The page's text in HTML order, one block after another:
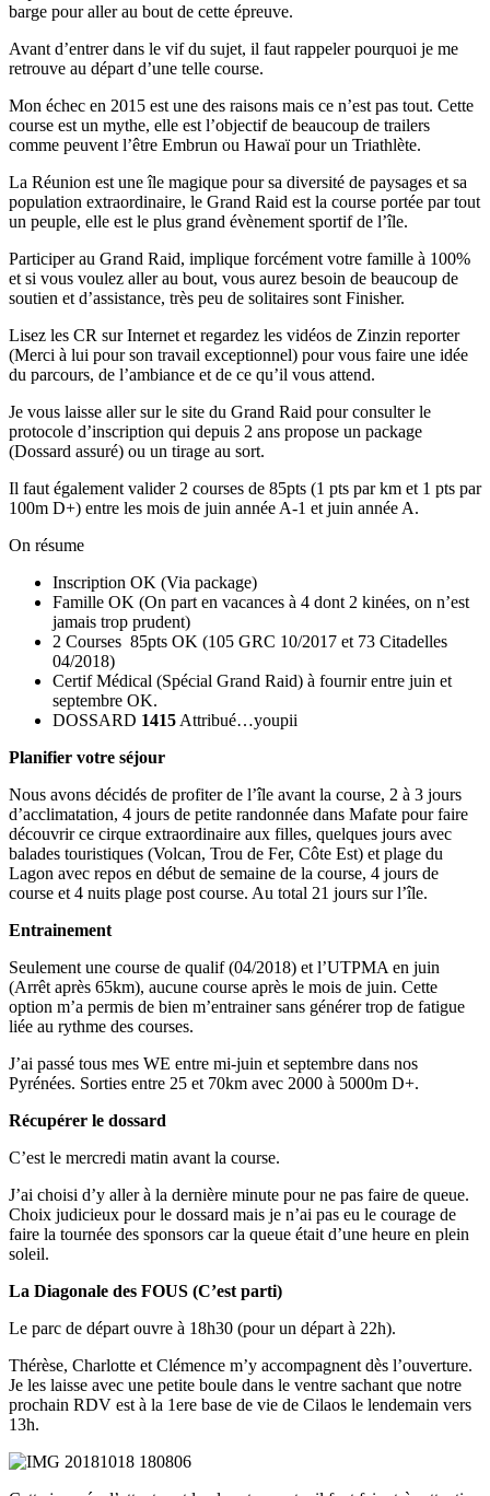
barge pour aller au bout de cette épreuve.
Avant d’entrer dans le vif du sujet, il faut rappeler pourquoi je me
retrouve au départ d’une telle course.
Mon échec en 2015 est une des raisons mais ce n’est pas tout. Cette
course est un mythe, elle est l’objectif de beaucoup de trailers
comme peuvent l’être Embrun ou Hawaï pour un Triathlète.
La Réunion est une île magique pour sa diversité de paysages et sa
population extraordinaire, le Grand Raid est la course portée par tout
un peuple, elle est le plus grand évènement sportif de l’île.
Participer au Grand Raid, implique forcément votre famille à 100%
et si vous voulez aller au bout, vous aurez besoin de beaucoup de
soutien et d’assistance, très peu de solitaires sont Finisher.
Lisez les CR sur Internet et regardez les vidéos de Zinzin reporter
(Merci à lui pour son travail exceptionnel) pour vous faire une idée
du parcours, de l’ambiance et de ce qu’il vous attend.
Je vous laisse aller sur le site du Grand Raid pour consulter le
protocole d’inscription qui depuis 2 ans propose un package
(Dossard assuré) ou un tirage au sort.
Il faut également valider 2 courses de 85pts (1 pts par km et 1 pts par
100m D+) entre les mois de juin année A-1 et juin année A.
On résume
Inscription OK (Via package)
Famille OK (On part en vacances à 4 dont 2 kinées, on n’est
jamais trop prudent)
2 Courses 85pts OK (105 GRC 10/2017 et 73 Citadelles
04/2018)
Certif Médical (Spécial Grand Raid) à fournir entre juin et
septembre OK.
DOSSARD 1415 Attribué…youpii
Planifier votre séjour
Nous avons décidés de profiter de l’île avant la course, 2 à 3 jours
d’acclimatation, 4 jours de petite randonnée dans Mafate pour faire
découvrir ce cirque extraordinaire aux filles, quelques jours avec
balades touristiques (Volcan, Trou de Fer, Côte Est) et plage du
Lagon avec repos en début de semaine de la course, 4 jours de
course et 4 nuits plage post course. Au total 21 jours sur l’île.
Entrainement
Seulement une course de qualif (04/2018) et l’UTPMA en juin
(Arrêt après 65km), aucune course après le mois de juin. Cette
option m’a permis de bien m’entrainer sans générer trop de fatigue
liée au rythme des courses.
J’ai passé tous mes WE entre mi-juin et septembre dans nos
Pyrénées. Sorties entre 25 et 70km avec 2000 à 5000m D+.
Récupérer le dossard
C’est le mercredi matin avant la course.
J’ai choisi d’y aller à la dernière minute pour ne pas faire de queue.
Choix judicieux pour le dossard mais je n’ai pas eu le courage de
faire la tournée des sponsors car la queue était d’une heure en plein
soleil.
La Diagonale des FOUS (C’est parti)
Le parc de départ ouvre à 18h30 (pour un départ à 22h).
Thérèse, Charlotte et Clémence m’y accompagnent dès l’ouverture.
Je les laisse avec une petite boule dans le ventre sachant que notre
prochain RDV est à la 1ere base de vie de Cilaos le lendemain vers
13h.